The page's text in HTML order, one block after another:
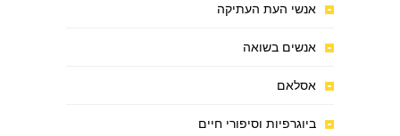
אנשי העת העתיקה
אנשים בשואה
אסלאם
ביוגרפיות וסיפורי חיים